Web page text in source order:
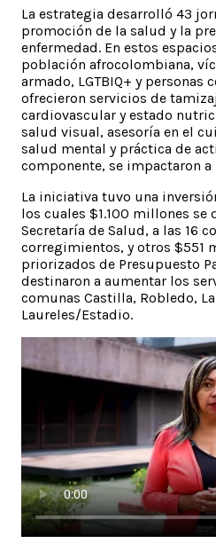
La estrategia desarrolló 43
promoción de la salud y la
enfermedad. En estos
población afrocolombiana,
armado, LGTBIQ+ y personas
ofrecieron servicios de
cardiovascular y estado
salud visual, asesoría en el
salud mental y práctica de
componente, se impactaron a
La iniciativa tuvo una
los cuales $1.100 millones se
Secretaría de Salud, a las 16
corregimientos, y otros $551
priorizados de Presupuesto
destinaron a aumentar los
comunas Castilla, Robledo,
Laureles/Estadio.